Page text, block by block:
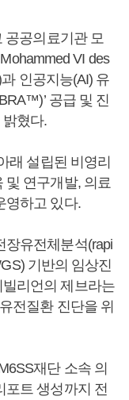
공공의료기관 모
VI des
인공지능(AI) 유
공급 및 진
혔다.
래 설립된 비영리
및 연구개발, 의료
영하고 있다.
장유전체분석(rapi
기반의 임상진
리언의 제브라는
전질환 진단을 위
재단 소속 의
포트 생성까지 전